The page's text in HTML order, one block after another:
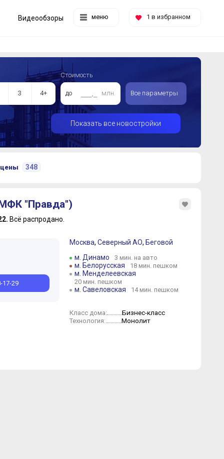
меню 1 в избранном
Видеообзоры
3 4+
Стоимость
до млн. Все параметры
Показать все новостройки
348
Май Март Февраль Январь
Июль Июнь Май
"Правда")
Всё распродано.
17-29
Москва, Северный АО, Беговой
м. Динамо
3 мин. на авто
м. Белорусская 18 мин. пешком
м. Менделеевская
20 мин. пешком
м. Савеловская 14 мин. пешком
Класс дома: Бизнес-класс
Технология: Монолит